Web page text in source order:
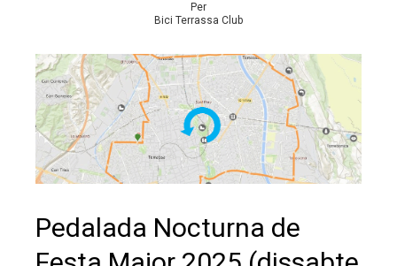
Per
Bici Terrassa Club
Pedalada Nocturna de